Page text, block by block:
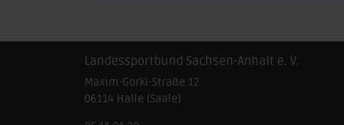
Landessportbund Sachsen-Anhalt e. V.
Maxim-Gorki-Straße 12
06114 Halle (Saale)